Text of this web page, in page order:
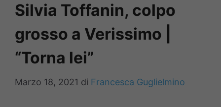
Silvia Toffanin, colpo
grosso a Verissimo |
“Torna lei”
Marzo 18, 2021 di Francesca Guglielmino